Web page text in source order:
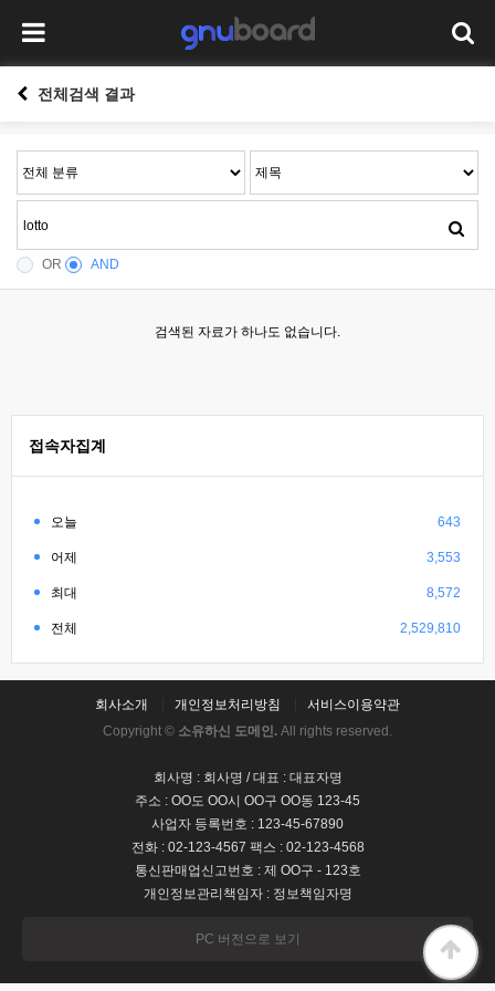
전체검색 결과
OR AND
검색된 자료가 하나도 없습니다.
접속자집계
오늘 643
어제 3,553
최대 8,572
전체 2,529,810
회사소개 개인정보처리방침
서비스이용약관
Copyright © 소유하신 도메인. All rights reserved.
회사명 : 회사명 / 대표 : 대표자명
주소 : OO도 OO시 OO구 OO동 123-45
사업자 등록번호 : 123-45-67890
전화 : 02-123-4567 팩스 : 02-123-4568
통신판매업신고번호 : 제 OO구 - 123호
개인정보관리책임자 : 정보책임자명
PC 버전으로 보기